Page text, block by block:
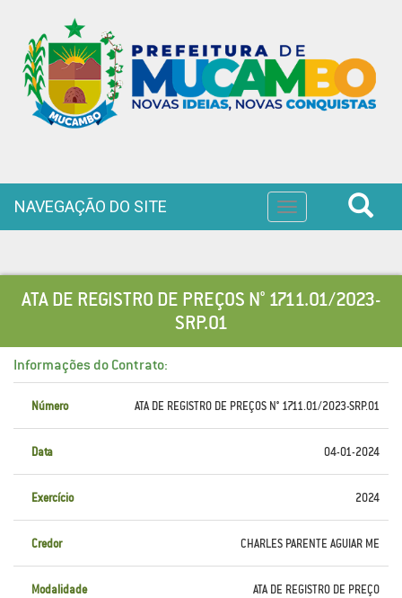
Toggle
navigation
NAVEGAÇÃO DO SITE
ATA DE REGISTRO DE PREÇOS N° 1711.01/2023-
SRP.01
Informações do Contrato:
Número ATA DE REGISTRO DE PREÇOS N° 1711.01/2023-SRP.01
Data 04-01-2024
Exercício 2024
Credor CHARLES PARENTE AGUIAR ME
Modalidade ATA DE REGISTRO DE PREÇO